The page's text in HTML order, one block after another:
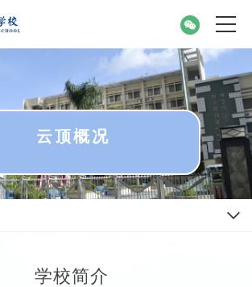
云顶概况
学校简介